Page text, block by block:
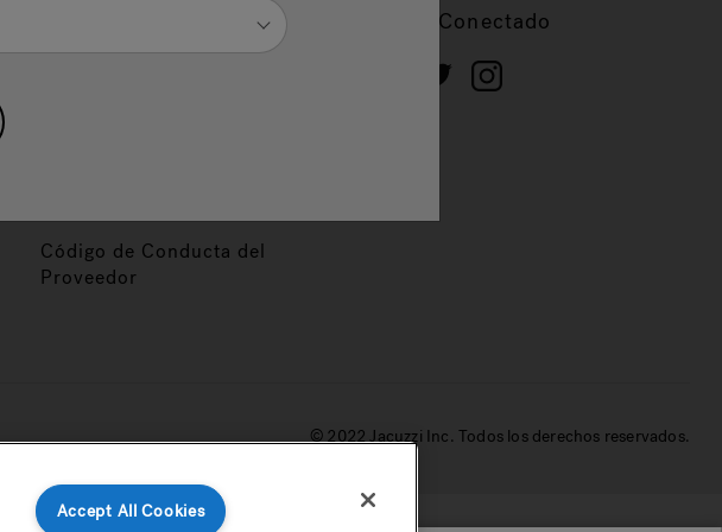
Código de Conducta del
Proveedor
Mantente Conectado
© 2022 Jacuzzi Inc. Todos los derechos reservados.
Accept All Cookies